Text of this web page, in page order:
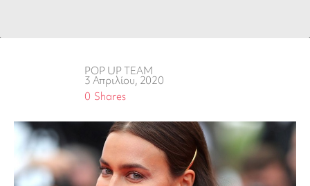
POP UP TEAM
3 Απριλίου, 2020
Shares
0